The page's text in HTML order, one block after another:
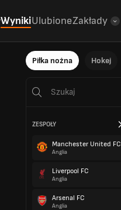
WynikiUlubioneZakłady
Piłka nożna Hokej
ZESPOŁY
Manchester United FC
Anglia
Liverpool FC
Anglia
Arsenal FC
Anglia